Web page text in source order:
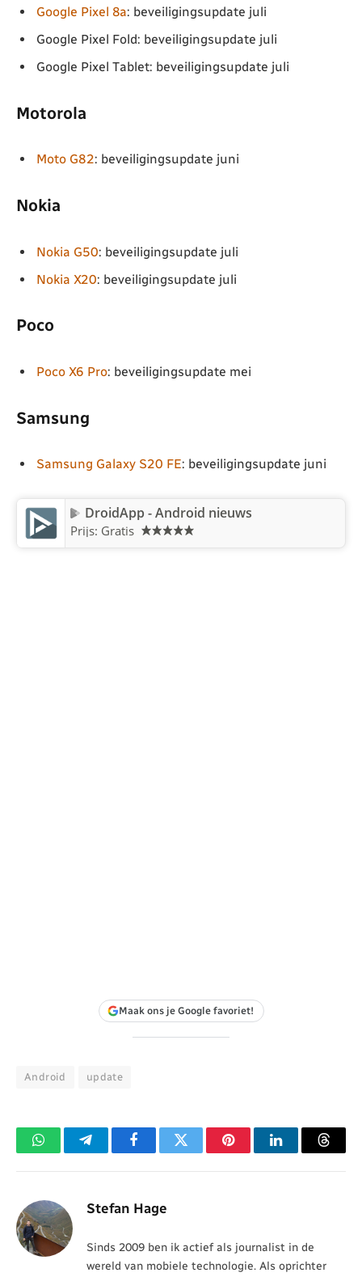
Google Pixel 8a: beveiligingsupdate juli
Google Pixel Fold: beveiligingsupdate juli
Google Pixel Tablet: beveiligingsupdate juli
Motorola
Moto G82: beveiligingsupdate juni
Nokia
Nokia G50: beveiligingsupdate juli
Nokia X20: beveiligingsupdate juli
Poco
Poco X6 Pro: beveiligingsupdate mei
Samsung
Samsung Galaxy S20 FE: beveiligingsupdate juni
DroidApp - Android nieuws
Prijs: Gratis
Maak ons je Google favoriet!
Android update
WhatsAppTelegramFacebookTwitter PinterestLinkedIn
Stefan Hage
Sinds 2009 ben ik actief als journalist in de
wereld van mobiele technologie. Als oprichter